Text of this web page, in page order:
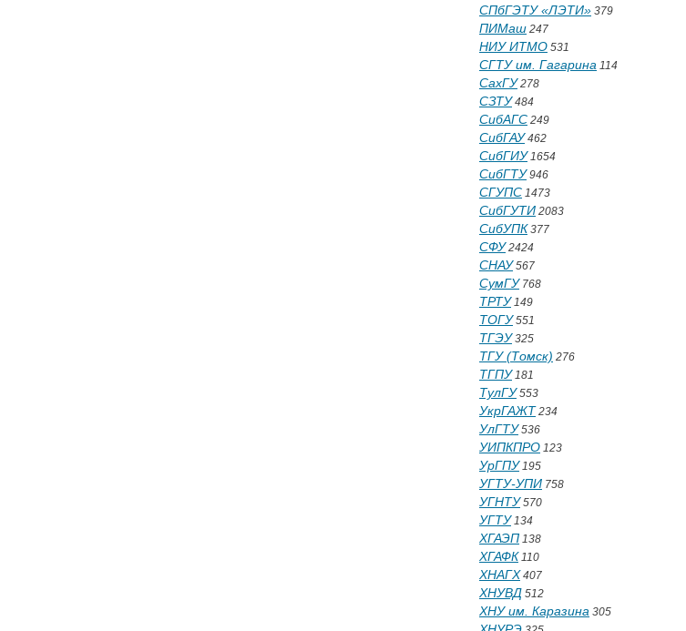
СПбГЭТУ «ЛЭТИ» 379
ПИМаш 247
НИУ ИТМО 531
СГТУ им. Гагарина 114
СахГУ278
СЗТУ484
СибАГС 249
СибГАУ462
СибГИУ1654
СибГТУ946
СГУПС 1473
СибГУТИ 2083
СибУПК 377
СФУ2424
СНАУ567
СумГУ768
ТРТУ149
ТОГУ551
ТГЭУ325
ТГУ (Томск) 276
ТГПУ181
ТулГУ553
УкрГАЖТ 234
УлГТУ536
УИПКПРО 123
УрГПУ195
УГТУ-УПИ 758
УГНТУ570
УГТУ134
ХГАЭП 138
ХГАФК 110
ХНАГХ 407
ХНУВД 512
ХНУ им. Каразина 305